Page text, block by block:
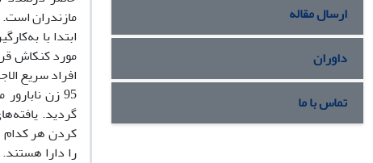
مازندران
مورد کنکاش
افراد سریع
95 زن
را دارا
ارسال مقاله
داوران
تماس با ما